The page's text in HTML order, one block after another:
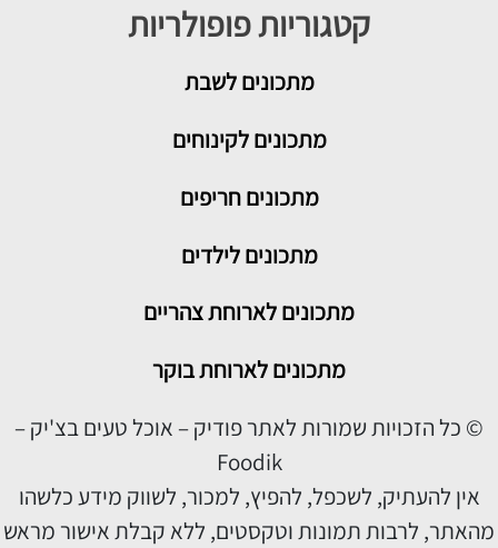
קטגוריות פופולריות
מתכוניםלשבת
מתכונים לקינוחים
מתכונים חריפים
מתכונים לילדים
מתכונים לארוחת צהריים
מתכונים לארוחת בוקר
© כל הזכויות שמורות לאתר פודיק – אוכל טעים בצ'יק –
Foodik
אין להעתיק, לשכפל, להפיץ, למכור, לשווק מידע כלשהו
מהאתר, לרבות תמונות וטקסטים, ללא קבלת אישור מראש